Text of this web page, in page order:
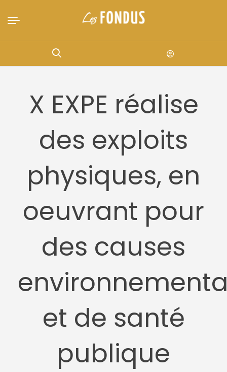
X EXPE réalise
des exploits
physiques, en
oeuvrant pour
des causes
et de santé
publique